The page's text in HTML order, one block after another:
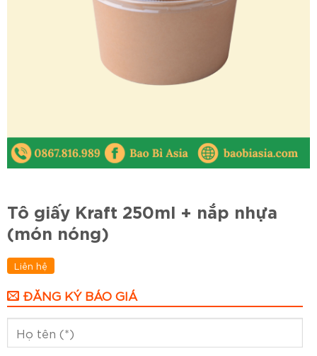
Tô giấy Kraft 250ml + nắp nhựa
(món nóng)
Liên hệ
ĐĂNG KÝ BÁO GIÁ